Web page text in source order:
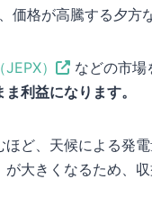
価格が高騰する夕方
） などの市場
利益になります。
ど、天候による発
大きくなるため、